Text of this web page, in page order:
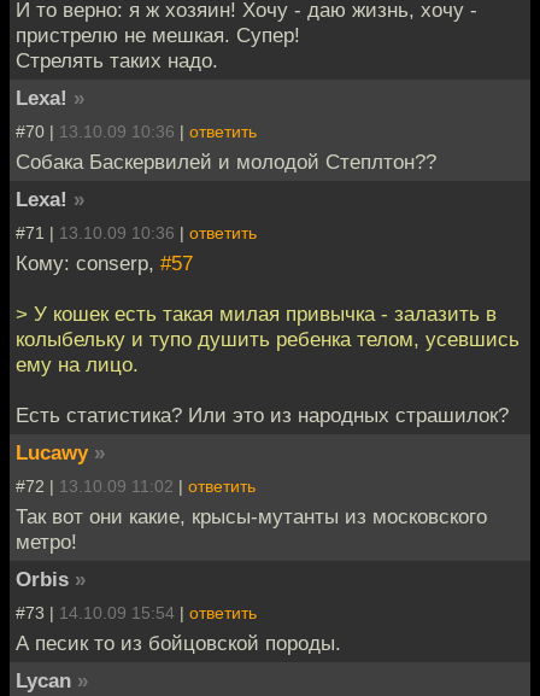
И то верно: я ж хозяин! Хочу - даю жизнь, хочу -
пристрелю не мешкая. Супер!
Стрелять таких надо.
Lexa! »
#70 | 13.10.09 10:36 | ответить
Собака Баскервилей и молодой Степлтон??
Lexa! »
#71 | 13.10.09 10:36 | ответить
Кому: conserp, #57
> У кошек есть такая милая привычка - залазить в
колыбельку и тупо душить ребенка телом, усевшись
ему на лицо.
Есть статистика? Или это из народных страшилок?
Lucawy »
#72 | 13.10.09 11:02 | ответить
Так вот они какие, крысы-мутанты из московского
метро!
Orbis »
#73 | 14.10.09 15:54 | ответить
А песик то из бойцовской породы.
Lycan »